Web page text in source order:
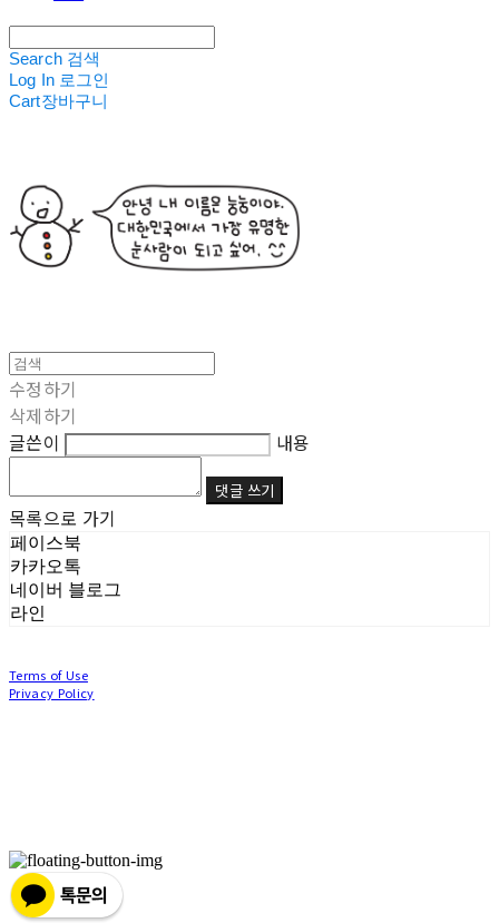
Search 검색
Log In 로그인
Cart장바구니
수정하기
삭제하기
글쓴이
내용
댓글 쓰기
목록으로 가기
페이스북
카카오톡
네이버 블로그
라인
Terms of Use
Privacy Policy